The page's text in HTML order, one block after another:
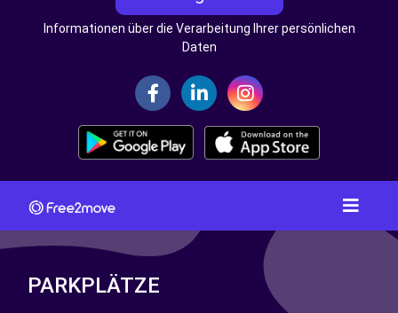
Informationen über die Verarbeitung Ihrer persönlichen
Daten
PARKPLÄTZE